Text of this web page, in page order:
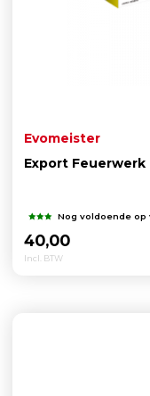
Evomeister
Export
Nog voldoende op
40,00
Incl. BTW